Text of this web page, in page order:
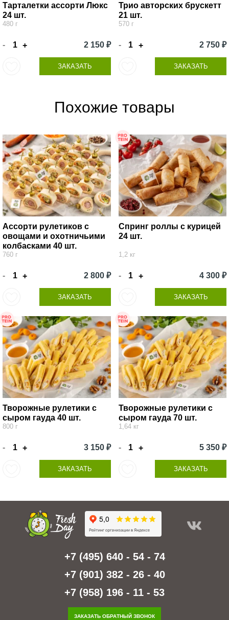
Тарталетки ассорти Люкс
24 шт.
480 г
- + 2 150 ₽
ЗАКАЗАТЬ
Трио авторских брускетт
21 шт.
570 г
- + 2 750 ₽
ЗАКАЗАТЬ
Похожие товары
Ассорти рулетиков с
овощами и охотничьими
колбасками 40 шт.
760 г
- + 2 800 ₽
ЗАКАЗАТЬ
Спринг роллы с курицей
24 шт.
1,2 кг
- + 4 300 ₽
ЗАКАЗАТЬ
Творожные рулетики с
сыром гауда 40 шт.
800 г
- + 3 150 ₽
ЗАКАЗАТЬ
Творожные рулетики с
сыром гауда 70 шт.
1,64 кг
- + 5 350 ₽
ЗАКАЗАТЬ
+7 (495) 640 - 54 - 74
+7 (901) 382 - 26 - 40
+7 (958) 196 - 11 - 53
ЗАКАЗАТЬ ОБРАТНЫЙ ЗВОНОК